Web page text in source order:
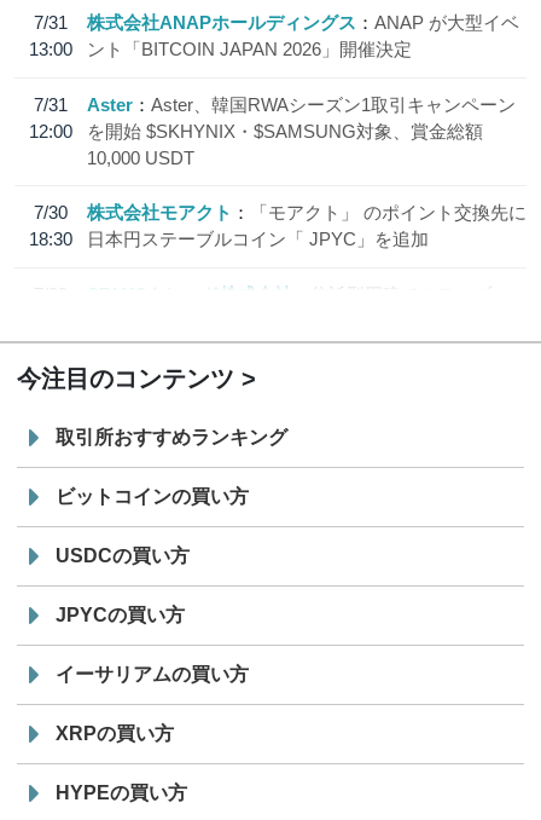
7/31
13:00
株式会社ANAPホールディングス
ANAP が大型イベ
ント「BITCOIN JAPAN 2026」開催決定
7/31
12:00
Aster
Aster、韓国RWAシーズン1取引キャンペーン
を開始 $SKHYNIX・$SAMSUNG対象、賞金総額
10,000 USDT
7/30
18:30
株式会社モアクト
「モアクト」 のポイント交換先に
日本円ステーブルコイン「 JPYC」を追加
7/29
SBI VCトレード株式会社
信託型円建てステーブル
今注目のコンテンツ
取引所おすすめランキング
ビットコインの買い方
USDCの買い方
JPYCの買い方
イーサリアムの買い方
XRPの買い方
HYPEの買い方